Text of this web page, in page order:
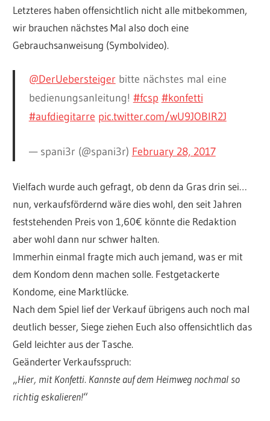
Letzteres haben offensichtlich nicht alle mitbekommen,
wir brauchen nächstes Mal also doch eine
Gebrauchsanweisung (Symbolvideo).
@DerUebersteigerbitte nächstes mal eine
bedienungsanleitung! #fcsp #konfetti
#aufdiegitarre pic.twitter.com/wU9JOBlR2J
— spani3r (@spani3r) February 28, 2017
Vielfach wurde auch gefragt, ob denn da Gras drin sei…
nun, verkaufsfördernd wäre dies wohl, den seit Jahren
feststehenden Preis von 1,60€ könnte die Redaktion
aber wohl dann nur schwer halten.
Immerhin einmal fragte mich auch jemand, was er mit
dem Kondom denn machen solle. Festgetackerte
Kondome, eine Marktlücke.
Nach dem Spiel lief der Verkauf übrigens auch noch mal
deutlich besser, Siege ziehen Euch also offensichtlich das
Geld leichter aus der Tasche.
Geänderter Verkaufsspruch:
„Hier, mit Konfetti. Kannste auf dem Heimweg nochmal so
richtig eskalieren!“